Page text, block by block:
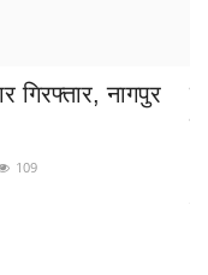
गिरफ्तार, नागपुर
109